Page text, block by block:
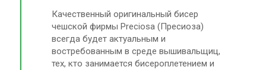
Качественный оригинальный бисер
чешской фирмы Preciosa (Пресиоза)
всегда будет актуальным и
востребованным в среде вышивальщиц,
тех, кто занимается бисероплетением и